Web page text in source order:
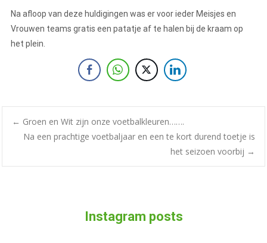
Na afloop van deze huldigingen was er voor ieder Meisjes en
Vrouwen teams gratis een patatje af te halen bij de kraam op
het plein.
← Groen en Wit zijn onze voetbalkleuren…….
Na een prachtige voetbaljaar en een te kort durend toetje is
het seizoen voorbij →
Instagram posts